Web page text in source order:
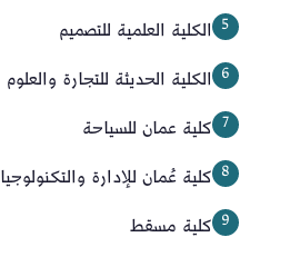
الكلية العلمية للتصميم
الكلية الحديثة للتجارة والعلوم
كلية عمان للسياحة
كلية عُمان للإدارة والتكنولوجيا
كلية مسقط